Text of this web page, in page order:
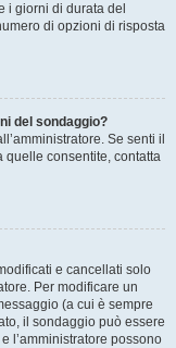
i giorni di durata del
di opzioni di risposta
del sondaggio?
Se senti il
consentite, contatta
e cancellati solo
Per modificare un
(a cui è sempre
il sondaggio può essere
l’amministratore possono